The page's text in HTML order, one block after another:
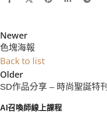
Newer
色塊海報
Back to list
Older
SD作品分享 – 時尚聖誕特刊
AI召喚師線上課程